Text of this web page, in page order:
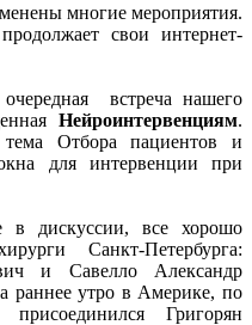
многие мероприятия.
свои интернет-
встреча нашего
Нейроинтервенциям.
Отбора пациентов и
для интервенции при
в дискуссии, все хорошо
Санкт-Петербурга:
и Савелло Александр
раннее утро в Америке, по
Григорян